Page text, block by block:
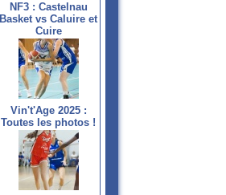
NF3 : Castelnau
Basket vs Caluire et
Cuire
Vin't'Age 2025 :
Toutes les photos !